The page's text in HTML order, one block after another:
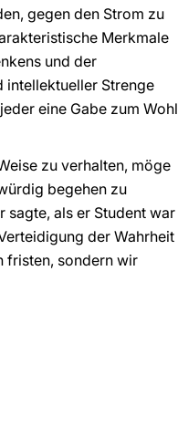
gegen den Strom zu
Merkmale
und der
intellektueller Strenge
eine Gabe zum Wohl
zu verhalten, möge
begehen zu
sagte, als er Student war
der Wahrheit
fristen, sondern wir